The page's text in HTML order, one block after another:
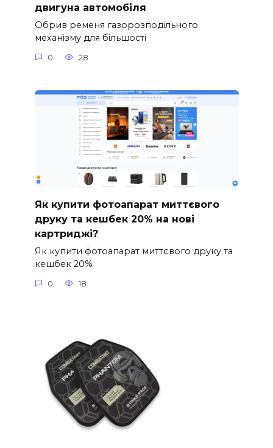
двигуна автомобіля
Обрив ременя газорозподільного
механізму для більшості
0 28
Як купити фотоапарат миттєвого
друку та кешбек 20% на нові
картриджі?
Як купити фотоапарат миттєвого друку та
кешбек 20%
0 18